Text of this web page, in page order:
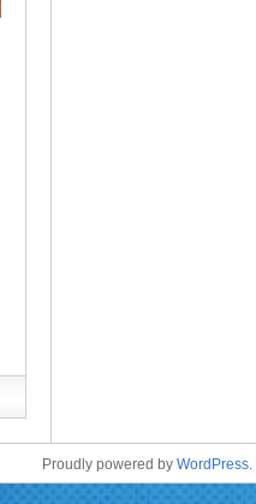
Proudly powered by WordPress